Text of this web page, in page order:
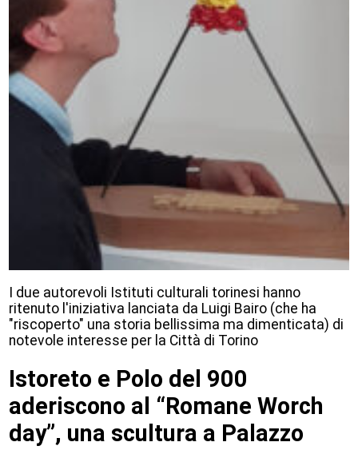
I due autorevoli Istituti culturali torinesi hanno
ritenuto l'iniziativa lanciata da Luigi Bairo (che ha
"riscoperto" una storia bellissima ma dimenticata) di
notevole interesse per la Città di Torino
Istoreto e Polo del 900
aderiscono al “Romane Worch
day”, una scultura a Palazzo